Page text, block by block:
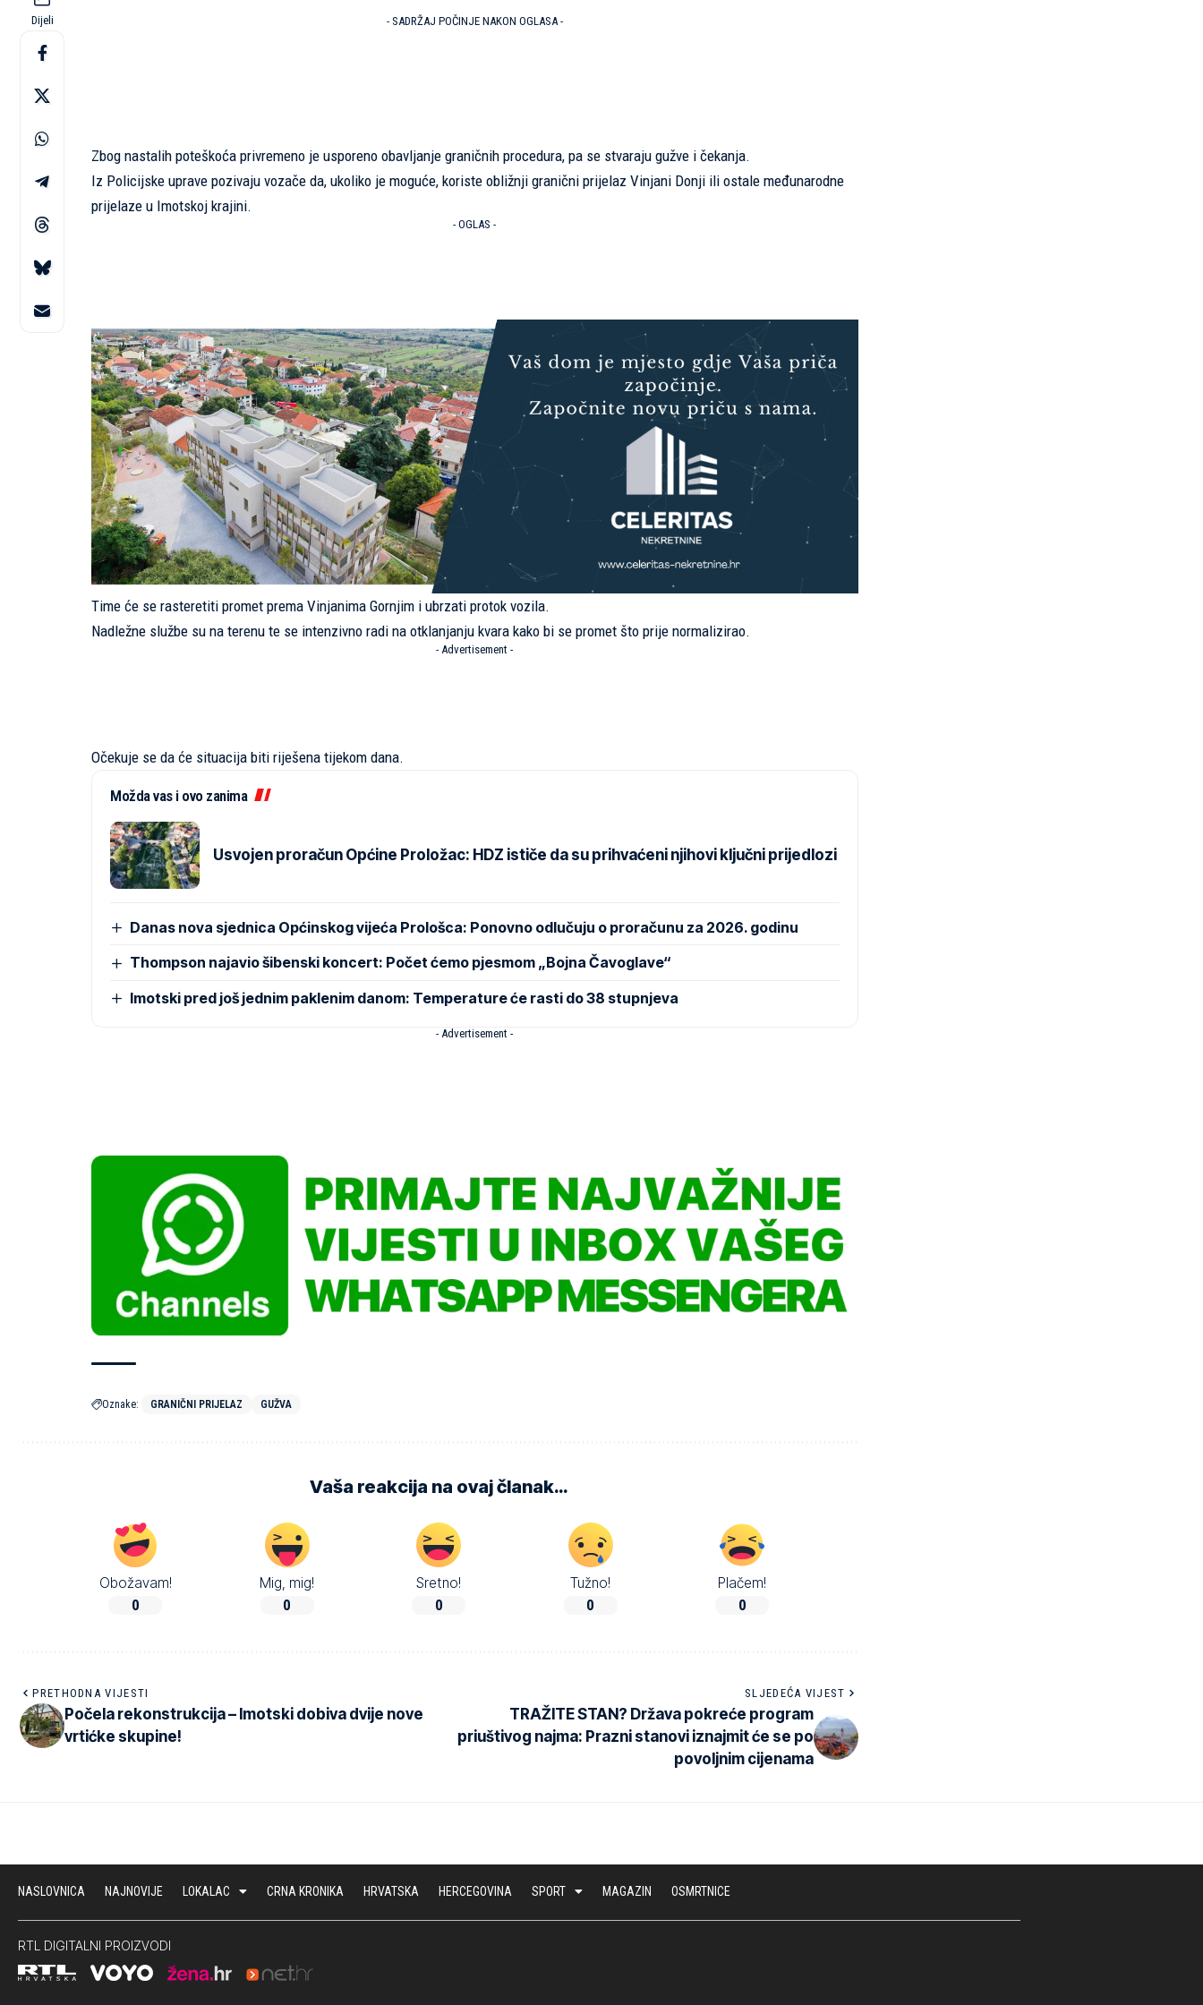
Dijeli - SADRŽAJ POČINJE NAKON OGLASA -
Zbog nastalih poteškoća privremeno je usporeno obavljanje graničnih procedura, pa se stvaraju gužve i čekanja.
Iz Policijske uprave pozivaju vozače da, ukoliko je moguće, koriste obližnji granični prijelaz Vinjani Donji ili ostale međunarodne
prijelaze u Imotskoj krajini.
- OGLAS -
Time će se rasteretiti promet prema Vinjanima Gornjim i ubrzati protok vozila.
Nadležne službe su na terenu te se intenzivno radi na otklanjanju kvara kako bi se promet što prije normalizirao.
- Advertisement -
Očekuje se da će situacija biti riješena tijekom dana.
Možda vas i ovo zanima
Usvojen proračun Općine Proložac: HDZ ističe da su prihvaćeni njihovi ključni prijedlozi
Danas nova sjednica Općinskog vijeća Prološca: Ponovno odlučuju o proračunu za 2026. godinu
Thompson najavio šibenski koncert: Počet ćemo pjesmom „Bojna Čavoglave“
Imotski pred još jednim paklenim danom: Temperature će rasti do 38 stupnjeva
- Advertisement -
Oznake: GRANIČNI PRIJELAZ GUŽVA
Vaša reakcija na ovaj članak…
Obožavam!
0
Mig, mig!
0
Sretno!
0
Tužno!
0
Plačem!
0
PRETHODNA VIJESTI
Počela rekonstrukcija – Imotski dobiva dvije nove
vrtićke skupine!
SLJEDEĆA VIJEST
TRAŽITE STAN? Država pokreće program
priuštivog najma: Prazni stanovi iznajmit će se po
povoljnim cijenama
NASLOVNICA NAJNOVIJE LOKALAC CRNA KRONIKA HRVATSKA HERCEGOVINA SPORT MAGAZIN OSMRTNICE
RTL DIGITALNI PROIZVODI